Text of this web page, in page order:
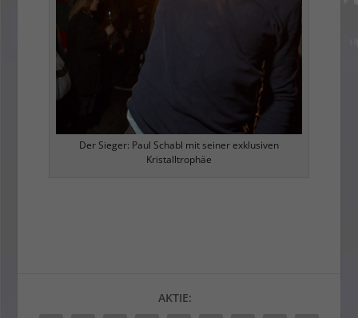
Der Sieger: Paul Schabl mit seiner exklusiven
Kristalltrophäe
AKTIE: